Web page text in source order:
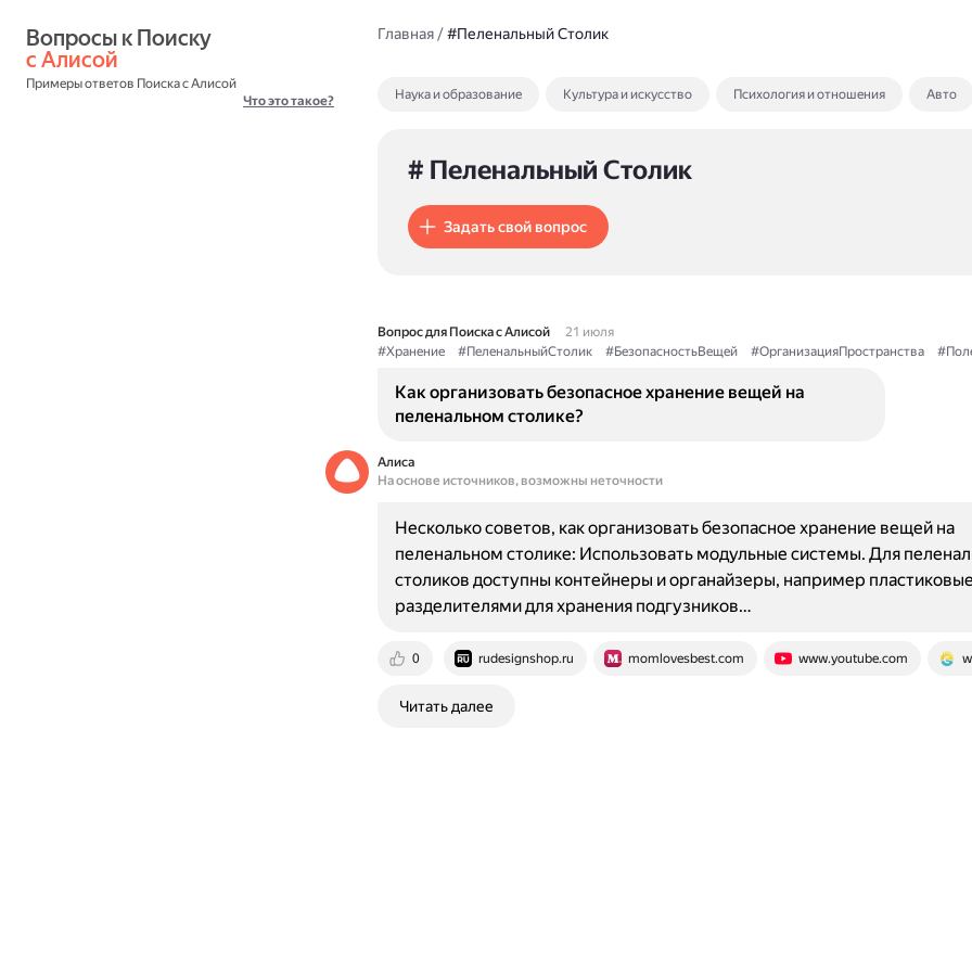
с Алисой
Примеры ответов Поиска с Алисой
Что это такое?
Главная/#Пеленальный Столик
Наука и образование Культура и искусство Психология и отношения Авто
# Пеленальный Столик
Задать свой вопрос
Вопрос для Поиска с Алисой
21 июля
#Хранение
#ПеленальныйСтолик #БезопасностьВещей #ОрганизацияПространства
Как организовать безопасное хранение вещей на
пеленальном столике?
Алиса
На основе источников, возможны неточности
0 rudesignshop.ru momlovesbest.com www.youtube.com
Несколько советов, как организовать безопасное хранение вещей на
пеленальном столике: Использовать модульные системы. Для
столиков доступны контейнеры и органайзеры, например
разделителями для хранения подгузников…
Читать далее